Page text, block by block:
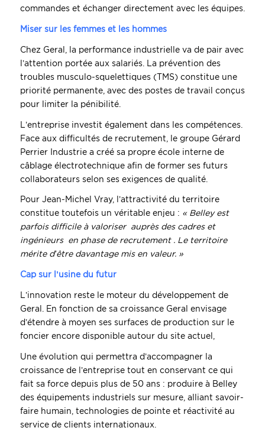
commandes et échanger directement avec les équipes.
Miser sur les femmes et les hommes
Chez Geral, la performance industrielle va de pair avec
l’attention portée aux salariés. La prévention des
troubles musculo-squelettiques (TMS) constitue une
priorité permanente, avec des postes de travail conçus
pour limiter la pénibilité.
L’entreprise investit également dans les compétences.
Face aux difficultés de recrutement, le groupe Gérard
Perrier Industrie a créé sa propre école interne de
câblage électrotechnique afin de former ses futurs
collaborateurs selon ses exigences de qualité.
Pour Jean-Michel Vray, l’attractivité du territoire
constitue toutefois un véritable enjeu : « Belley est
parfois difficile à valoriser auprès des cadres et
ingénieurs en phase de recrutement . Le territoire
mérite d’être davantage mis en valeur. »
Cap sur l’usine du futur
L’innovation reste le moteur du développement de
Geral. En fonction de sa croissance Geral envisage
d’étendre à moyen ses surfaces de production sur le
foncier encore disponible autour du site actuel,
Une évolution qui permettra d’accompagner la
croissance de l’entreprise tout en conservant ce qui
fait sa force depuis plus de 50 ans : produire à Belley
des équipements industriels sur mesure, alliant savoir-
faire humain, technologies de pointe et réactivité au
service de clients internationaux.